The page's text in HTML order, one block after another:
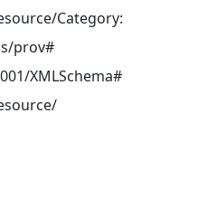
Category:
prov#
XMLSchema#